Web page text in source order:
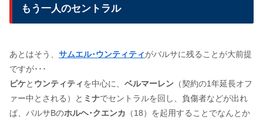
もう一人のセントラル
あとはそう、 サムエル･ウンティティがバルサに残ることが大前提
ですが･･･
ピケと ウンティティを中心に、 ベルマーレン （契約の1年延長オフ
ァー中とされる）と ミナでセントラルを回し、負傷者などが出れ
ば、バルサBのホルヘ･クエンカ （18）を起用することでなんとか